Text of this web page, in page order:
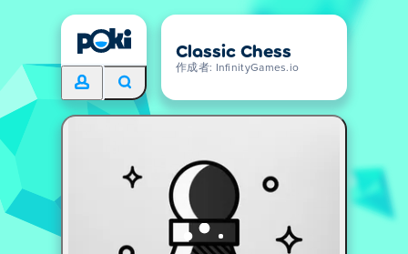
Classic Chess
作成者: InfinityGames.io